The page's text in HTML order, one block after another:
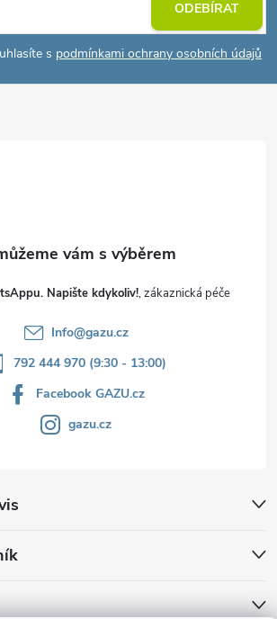
s podmínkami ochrany osobních údajů
ODEBÍRAT
Napište kdykoliv!
Info@gazu.cz
792 444 970 (9:30 - 13:00)
Facebook GAZU.cz
gazu.cz